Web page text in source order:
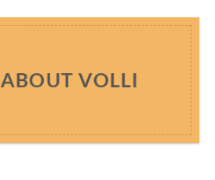
ABOUT VOLLI